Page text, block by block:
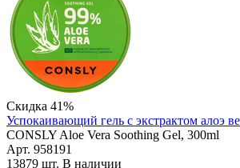
Скидка 41%
Успокаивающий гель с экстрактом алоэ
CONSLY Aloe Vera Soothing Gel, 300ml
Арт. 958191
13879 шт. В наличии